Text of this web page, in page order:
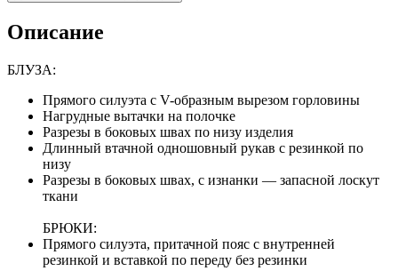
Описание
БЛУЗА:
Прямого силуэта с V-образным вырезом горловины
Нагрудные вытачки на полочке
Разрезы в боковых швах по низу изделия
Длинный втачной одношовный рукав с резинкой по
низу
Разрезы в боковых швах, с изнанки — запасной лоскут
ткани
БРЮКИ:
Прямого силуэта, притачной пояс с внутренней
резинкой и вставкой по переду без резинки